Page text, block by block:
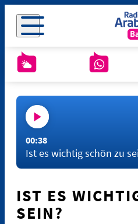
00:38
Ist es wichtig schön zu
IST ES
SEIN?